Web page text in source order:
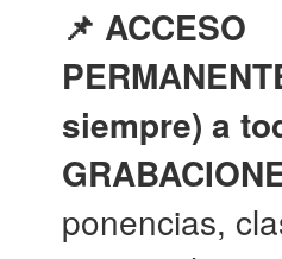
📌 ACCESO
siempre) a
ponencias,